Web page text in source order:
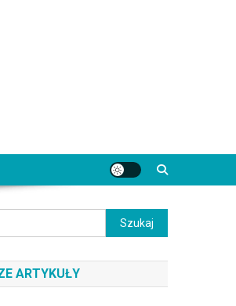
Szukaj:
ARTYKUŁY